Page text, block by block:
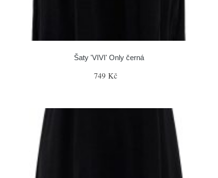
Šaty 'VIVI' Only černá
749 Kč